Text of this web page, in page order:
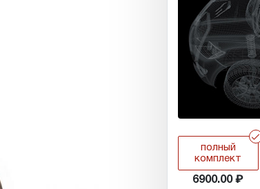
r
полный
комплект
6900.00